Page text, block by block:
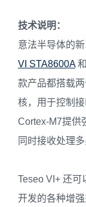
技术说明：
意法半导体的
VI STA8600A和
款产品都搭载
核，用于控制
Cortex-M7提供
同时接收处理
Teseo VI+ 还可
开发的各种增